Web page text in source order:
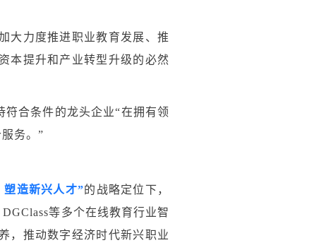
大力度推进职业教育发展、推
本提升和产业转型升级的必然
合条件的龙头企业“在拥有领
务。”
塑造新兴人才”的战略定位下，
等多个在线教育行业智
，推动数字经济时代新兴职业